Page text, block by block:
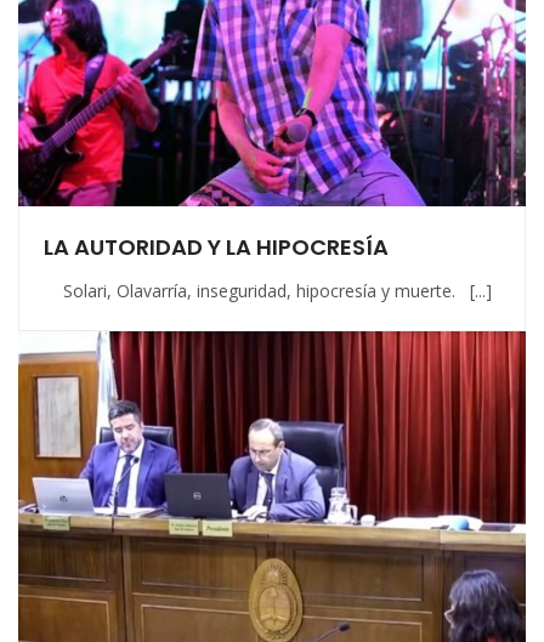
LA AUTORIDAD Y LA HIPOCRESÍA
Solari, Olavarría, inseguridad, hipocresía y muerte. [...]